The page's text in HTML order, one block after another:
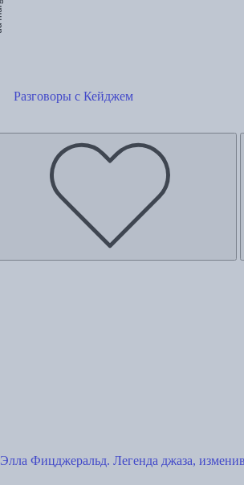
Разговоры с Кейджем
Элла Фицджеральд. Легенда джаза,